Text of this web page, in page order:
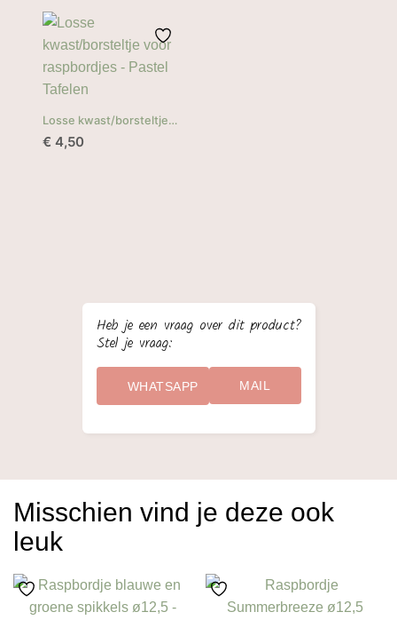
Losse kwast/borsteltje
voor raspbordjes
€ 4,50
Heb je een vraag over dit product?
Stel je vraag:
WHATSAPP MAIL
Misschien vind je deze ook
leuk